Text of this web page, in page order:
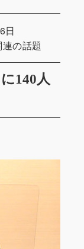
140人
日
の話題